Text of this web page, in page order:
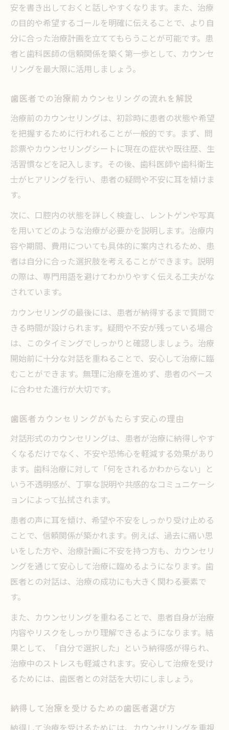
安を書き出しておくと話しやすくなります。また、治療
の目的や希望するゴールを明確に伝えることで、より自
分に合った治療計画を立ててもらうことが可能です。患
者と歯科医師の信頼関係を築く第一歩として、カウンセ
リングを最大限に活用しましょう。
歯医者での治療前カウンセリングの流れを解説
治療前のカウンセリングは、初診時に患者の状態や希望
を把握するために行われることが一般的です。まず、問
診票やカウンセリングシートに現在の症状や既往歴、生
活習慣などを記入します。その後、歯科医師や歯科衛生
士がヒアリングを行い、患者の疑問や不安に耳を傾けま
す。
次に、口腔内の状態を詳しく検査し、レントゲンや写真
を用いてどのような治療が必要かを説明します。治療内
容や期間、費用についても具体的に案内されるため、患
者は自分に合った選択肢を考えることができます。説明
の際は、専門用語を避けてわかりやすく伝える工夫がな
されています。
カウンセリングの最後には、患者が納得するまで質問で
きる時間が設けられます。疑問や不安が残っている場合
は、このタイミングでしっかりと確認しましょう。治療
開始前に十分な対話を重ねることで、安心して治療に臨
むことができます。無理に治療を進めず、患者のペース
に合わせた進行が大切です。
歯医者カウンセリングがもたらす安心の理由
対話形式のカウンセリングは、患者が治療に納得しやす
くなるだけでなく、不安や恐怖心を軽減する効果があり
ます。歯科治療に対して「何をされるかわからない」と
いう不透明感が、丁寧な説明や共感的なコミュニケーシ
ョンによって払拭されます。
患者の声に耳を傾け、希望や不安をしっかり受け止める
ことで、信頼関係が築かれます。例えば、過去に痛い思
いをした方や、治療計画に不安を持つ方も、カウンセリ
ングを通じて安心して治療に臨めるようになります。歯
医者との対話は、治療の成功にも大きく関わる要素で
す。
また、カウンセリングを重ねることで、患者自身が治療
内容やリスクをしっかり理解できるようになります。結
果として、「自分で選択した」という納得感が得られ、
治療中のストレスも軽減されます。安心して治療を受け
るためには、歯医者との対話を大切にしましょう。
納得して治療を受けるための歯医者選び方
納得して治療を受けるためには、カウンセリングを重視